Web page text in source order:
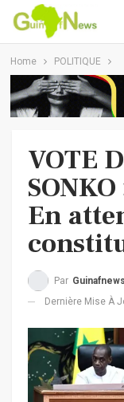
Home POLITIQUE
VOTE
En
Par Guinafnews
Dernière Mise À